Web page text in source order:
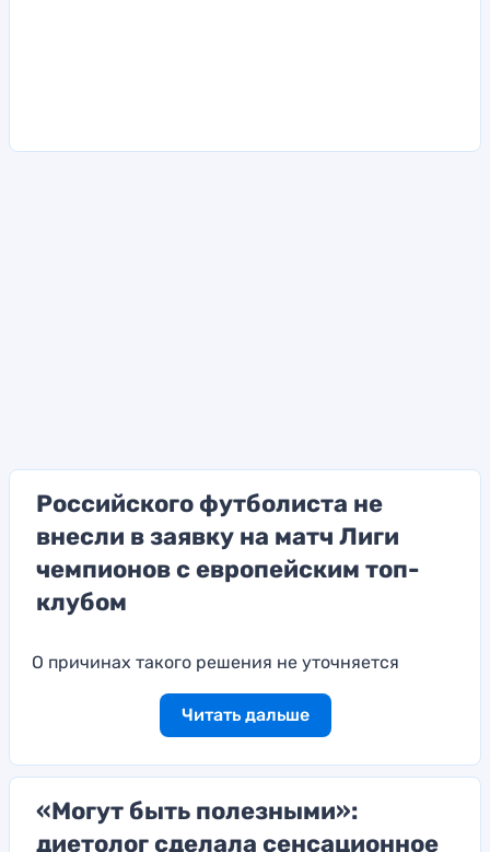
Российского футболиста не
внесли в заявку на матч Лиги
чемпионов с европейским топ-
клубом
О причинах такого решения не уточняется
Читать дальше
«Могут быть полезными»:
диетолог сделала сенсационное